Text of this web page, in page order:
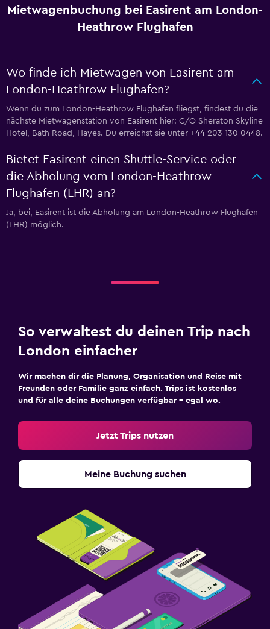
Mietwagenbuchung bei Easirent am London-
Heathrow Flughafen
Wo finde ich Mietwagen von Easirent am
London-Heathrow Flughafen?
Wenn du zum London-Heathrow Flughafen fliegst, findest du die
nächste Mietwagenstation von Easirent hier: C/O Sheraton Skyline
Hotel, Bath Road, Hayes. Du erreichst sie unter +44 203 130 0448.
Bietet Easirent einen Shuttle-Service oder
die Abholung vom London-Heathrow
Flughafen (LHR) an?
Ja, bei, Easirent ist die Abholung am London-Heathrow Flughafen
(LHR) möglich.
So verwaltest du deinen Trip nach
London einfacher
Wir machen dir die Planung, Organisation und Reise mit
Freunden oder Familie ganz einfach. Trips ist kostenlos
und für alle deine Buchungen verfügbar – egal wo.
Jetzt Trips nutzen
Meine Buchung suchen